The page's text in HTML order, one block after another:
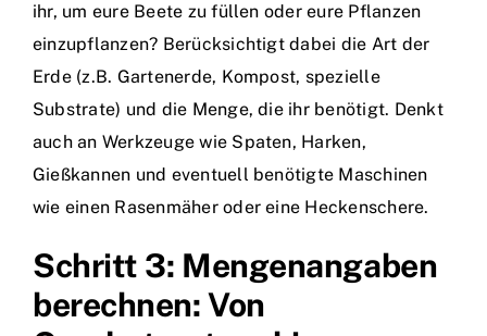
ihr, um eure Beete zu füllen oder eure Pflanzen
einzupflanzen? Berücksichtigt dabei die Art der
Erde (z.B. Gartenerde, Kompost, spezielle
Substrate) und die Menge, die ihr benötigt. Denkt
auch an Werkzeuge wie Spaten, Harken,
Gießkannen und eventuell benötigte Maschinen
wie einen Rasenmäher oder eine Heckenschere.
Schritt 3: Mengenangaben
berechnen: Von